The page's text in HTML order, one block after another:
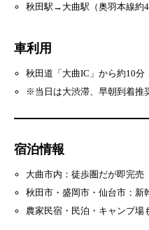
秋田駅→大曲駅（奥羽本線約
車利用
秋田道「大曲IC」から約10分
※当日は大渋滞、早朝到着推
宿泊情報
大曲市内：徒歩圏だが即完売
秋田市・盛岡市・仙台市：新
農家民宿・民泊・キャンプ場